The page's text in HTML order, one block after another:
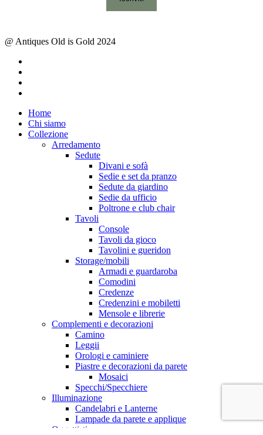
@ Antiques Old is Gold 2024
Close
Menu
Home
Chi siamo
Collezione
Arredamento
Sedute
Divani e sofà
Sedie e set da pranzo
Sedute da giardino
Sedie da ufficio
Poltrone e club chair
Tavoli
Console
Tavoli da gioco
Tavolini e gueridon
Storage/mobili
Armadi e guardaroba
Comodini
Credenze
Credenzini e mobiletti
Mensole e librerie
Complementi e decorazioni
Camino
Leggii
Orologi e caminiere
Piastre e decorazioni da parete
Mosaici
Specchi/Specchiere
Illuminazione
Candelabri e Lanterne
Lampade da parete e applique
Oggettistica